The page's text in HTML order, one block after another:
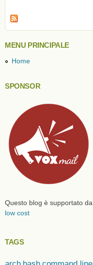
MENU PRINCIPALE
Home
SPONSOR
Questo blog è supportato da
low cost
TAGS